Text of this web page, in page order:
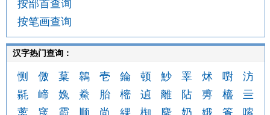
按部首查询
按笔画查询
汉字热门查询：
恻 儌 葈 鷎 壱 錀 顿 魦 睪 炢 嚉
汸
毾
崹 婏 鮝 胎 樒 遉 離 阽 旉 橀
亖
蓠
窚 霨 顺 尚 綶 椥 麘 奶 娥 篒 嗦